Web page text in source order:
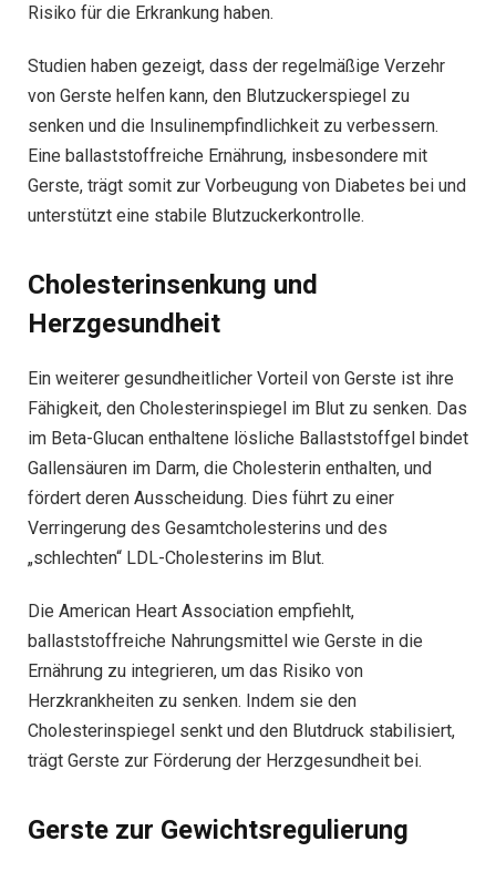
Risiko für die Erkrankung haben.
Studien haben gezeigt, dass der regelmäßige Verzehr
von Gerste helfen kann, den Blutzuckerspiegel zu
senken und die Insulinempfindlichkeit zu verbessern.
Eine ballaststoffreiche Ernährung, insbesondere mit
Gerste, trägt somit zur Vorbeugung von Diabetes bei und
unterstützt eine stabile Blutzuckerkontrolle.
Cholesterinsenkung und
Herzgesundheit
Ein weiterer gesundheitlicher Vorteil von Gerste ist ihre
Fähigkeit, den Cholesterinspiegel im Blut zu senken. Das
im Beta-Glucan enthaltene lösliche Ballaststoffgel bindet
Gallensäuren im Darm, die Cholesterin enthalten, und
fördert deren Ausscheidung. Dies führt zu einer
Verringerung des Gesamtcholesterins und des
„schlechten“ LDL-Cholesterins im Blut.
Die American Heart Association empfiehlt,
ballaststoffreiche Nahrungsmittel wie Gerste in die
Ernährung zu integrieren, um das Risiko von
Herzkrankheiten zu senken. Indem sie den
Cholesterinspiegel senkt und den Blutdruck stabilisiert,
trägt Gerste zur Förderung der Herzgesundheit bei.
Gerste zur Gewichtsregulierung